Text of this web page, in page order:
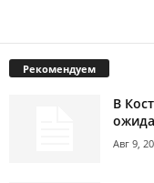
Рекомендуем
В
Авг 9,